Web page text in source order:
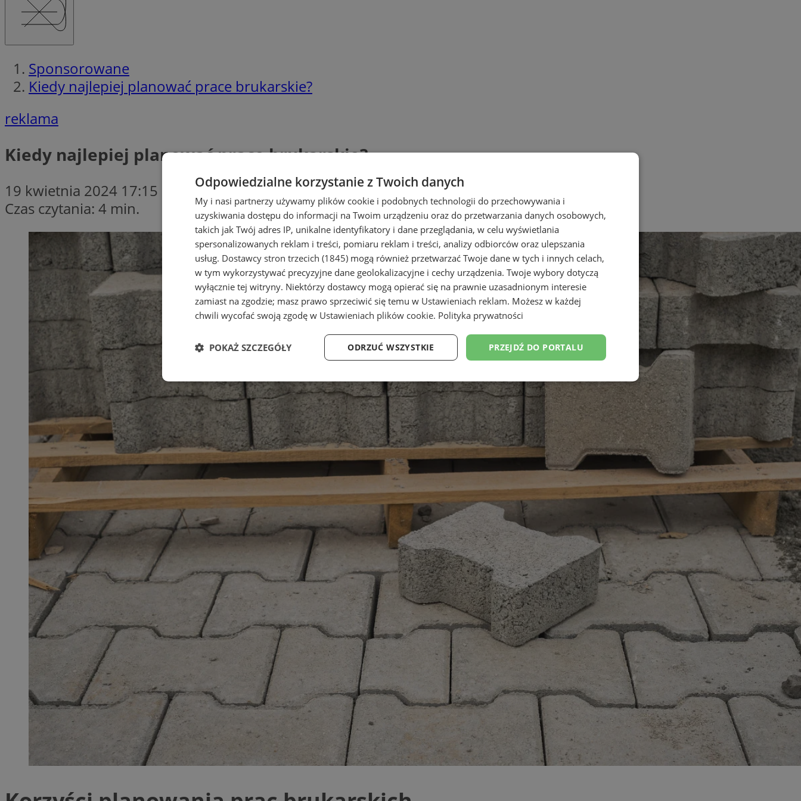
Sponsorowane
Kiedy najlepiej planować prace brukarskie?
reklama
Kiedy najlepiej planować prace brukarskie?
19 kwietnia 2024 17:15
Czas czytania: 4 min.
Odpowiedzialne korzystanie z Twoich danych
My i nasi partnerzy używamy plików cookie i podobnych technologii do przechowywania i
uzyskiwania dostępu do informacji na Twoim urządzeniu oraz do przetwarzania danych osobowych,
takich jak Twój adres IP, unikalne identyfikatory i dane przeglądania, w celu wyświetlania
spersonalizowanych reklam i treści, pomiaru reklam i treści, analizy odbiorców oraz ulepszania
usług. Dostawcy stron trzecich (1845) mogą również przetwarzać Twoje dane w tych i innych celach,
w tym wykorzystywać precyzyjne dane geolokalizacyjne i cechy urządzenia. Twoje wybory dotyczą
wyłącznie tej witryny. Niektórzy dostawcy mogą opierać się na prawnie uzasadnionym interesie
zamiast na zgodzie; masz prawo sprzeciwić się temu w Ustawieniach reklam. Możesz w każdej
chwili wycofać swoją zgodę w Ustawieniach plików cookie. Polityka prywatności
PRZEJDŹ DO PORTALU
ODRZUĆ WSZYSTKIE
POKAŻ SZCZEGÓŁY
Niezbędne Wydajność Targetowanie Funkcjonalność Niesklasyfikowane
Targetowanie Niesklasyfikowane
Niezbędne pliki cookie umożliwiają korzystanie z podstawowych funkcji strony internetowej, takich jak logowanie użytkownika i
zarządzanie kontem. Bez niezbędnych plików cookie nie można prawidłowo korzystać ze strony internetowej.
Nazwa Provider /Domena
przechowywania
Opis
mojchorzow.pl 1 rok
Ten plik cookie przechowuje identyfikator sesji.
mojchorzow.pl 1 rok
Ten plik cookie przechowuje identyfikator sesji.
SessID
mojchorzow.pl 1 rok
Ten plik cookie przechowuje identyfikator sesji.
CookieScriptConsent
CookieScript
4 tygodnie 2 dni
Ten plik cookie jest używany przez usługę Cookie-
Script.com do zapamiętywania preferencji
dotyczących zgody użytkownika na pliki cookie.
Jest to konieczne, aby baner cookie Cookie-
Script.com działał poprawnie.
Cloudflare Inc.
.temu.com
29 minut 53
sekundy
Ten plik cookie służy do rozróżniania ludzi i
botów. Jest to korzystne dla strony internetowej,
ponieważ umożliwia tworzenie ważnych raportów
na temat korzystania z jej witryny internetowej.
VISITOR_PRIVACY_METADATA
YouTube
.youtube.com
5 miesięcy 4
tygodnie
Ten plik cookie przechowuje informacje o zgodzie
użytkownika oraz jego preferencjach dotyczących
prywatności podczas korzystania z witryny.
Rejestruje wybory dotyczące polityki prywatności
i ustawień zgody, zapewniając ich przestrzeganie
w kolejnych wizytach. Dzięki temu użytkownik nie
musi ponownie konfigurować swoich preferencji,
co zwiększa wygodę i zgodność z regulacjami
Google Privacy Policy